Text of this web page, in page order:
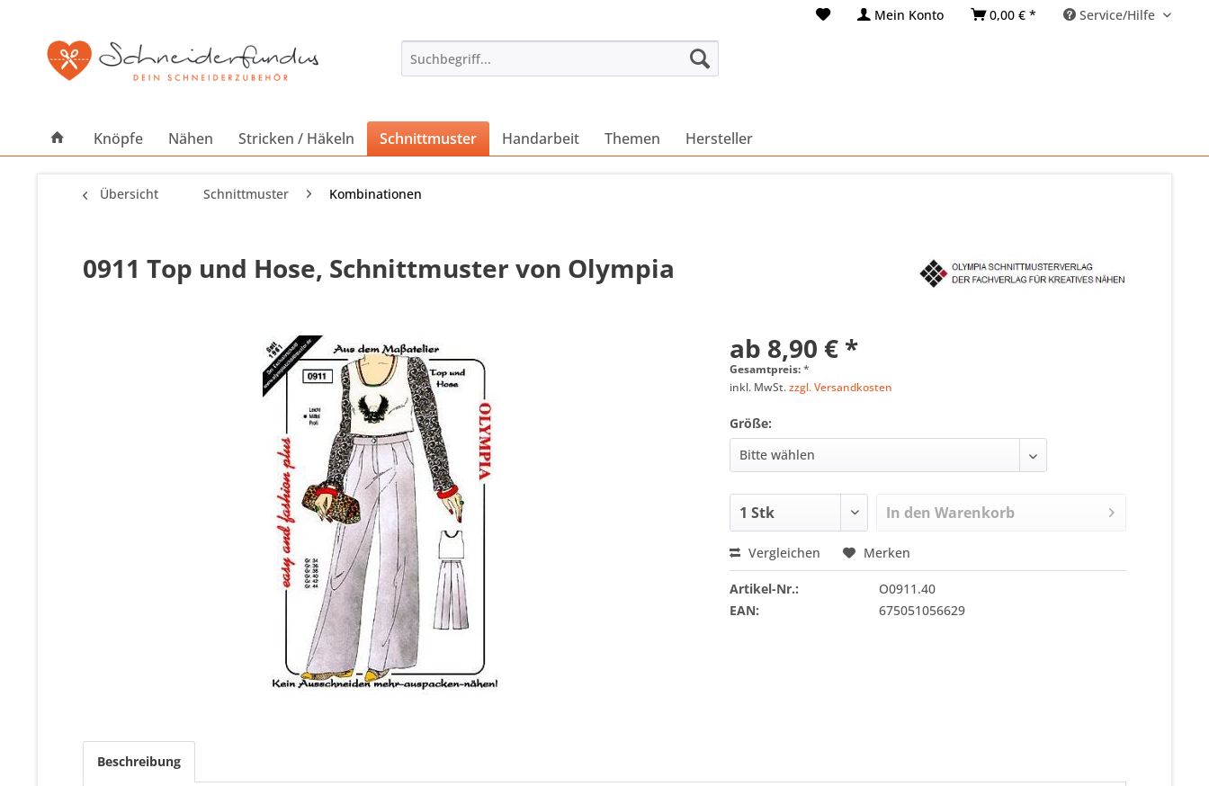
Mein Konto 0,00 € * Service/Hilfe
Knöpfe Nähen Stricken / Häkeln Schnittmuster Handarbeit Themen Hersteller
Übersicht Schnittmuster Kombinationen
0911 Top und Hose, Schnittmuster von Olympia
ab 8,90 € *
Gesamtpreis:*
inkl. MwSt.zzgl. Versandkosten
Größe:
In den Warenkorb
Vergleichen Merken
Artikel-Nr.:
O0911.40
EAN:
675051056629
Beschreibung